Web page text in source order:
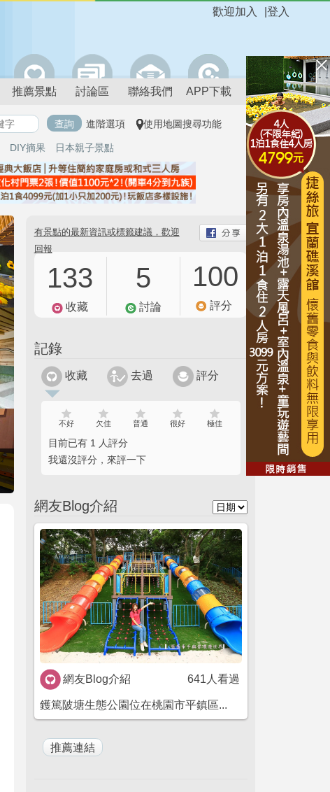
登入
歡迎加入
推薦景點 討論區 聯絡我們 APP下載
進階選項 使用地圖搜尋功能
DIY摘果 日本親子景點
有景點的最新資訊或標籤建議，歡迎
回報
133
收藏
5
討論
100
評分
記錄
收藏 去過 評分
不好 欠佳 普通 很好 極佳
目前已有 1 人評分
我還沒評分，來評一下
網友Blog介紹
網友Blog介紹 641人看過
鑊篤陂塘生態公園位在桃園市平鎮區...